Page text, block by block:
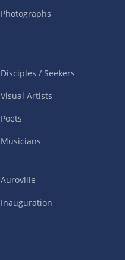
Photographs
Disciples / Seekers
Visual Artists
Poets
Musicians
Auroville
Inauguration